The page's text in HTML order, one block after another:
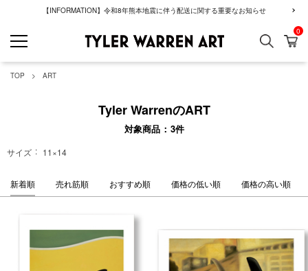
【INFORMATION】令和8年熊本地震に伴う配送に関する重要なお知らせ
GREENROOM
検索 カ
0
TOP ART
Tyler WarrenのART
対象商品 3件
サイズ 11×14
新着順 売れ筋順 おすすめ順 価格の低い順 価格の高い順